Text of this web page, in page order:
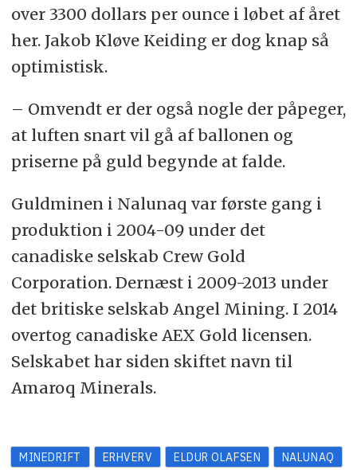
over 3300 dollars per ounce i løbet af året
her. Jakob Kløve Keiding er dog knap så
optimistisk.
– Omvendt er der også nogle der påpeger,
at luften snart vil gå af ballonen og
priserne på guld begynde at falde.
Guldminen i Nalunaq var første gang i
produktion i 2004-09 under det
canadiske selskab Crew Gold
Corporation. Dernæst i 2009-2013 under
det britiske selskab Angel Mining. I 2014
overtog canadiske AEX Gold licensen.
Selskabet har siden skiftet navn til
Amaroq Minerals.
MINEDRIFT ERHVERV ELDUR OLAFSEN
NALUNAQ